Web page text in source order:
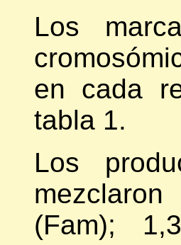
Los
en cada
tabla 1.
Los
(Fam);